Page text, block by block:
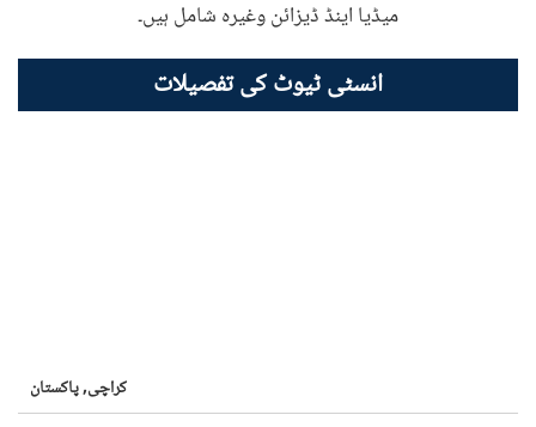
میڈیا اینڈ ڈیزائن وغیرہ شامل ہیں۔
انسٹی ٹیوٹ کی تفصیلات
کراچی,پاکستان